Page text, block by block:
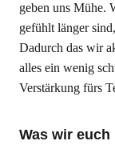
geben uns Mühe.
gefühlt länger
Dadurch das wir
alles ein wenig
Verstärkung fürs
Was wir euch